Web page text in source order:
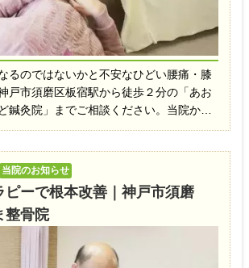
るのではないかと不安なひどい腰痛・膝
戸市須磨区板宿駅から徒歩２分の「あお
鍼灸院」までご相談ください。当院から
ログ記事はこちらです。
当院のお知らせ
ピーで根本改善｜神戸市須磨
整骨院